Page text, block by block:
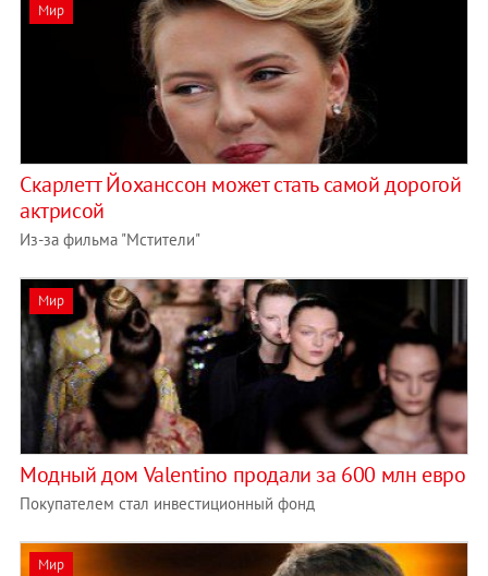
Мир
Скарлетт Йоханссон может стать самой дорогой
актрисой
Из-за фильма "Мстители"
Мир
Модный дом Valentino продали за 600 млн евро
Покупателем стал инвестиционный фонд
Мир